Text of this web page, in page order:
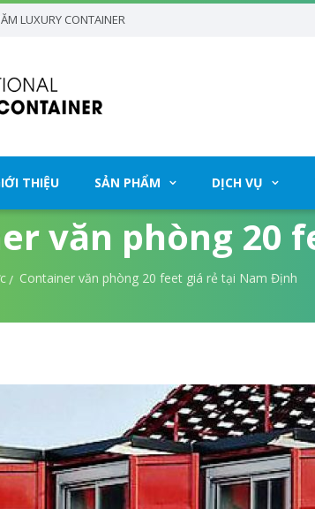
LUXURY CONTAINER
THIỆU SẢN PHẨM DỊCH VỤ
văn phòng 20
Container văn phòng 20 feet giá rẻ tại Nam Định